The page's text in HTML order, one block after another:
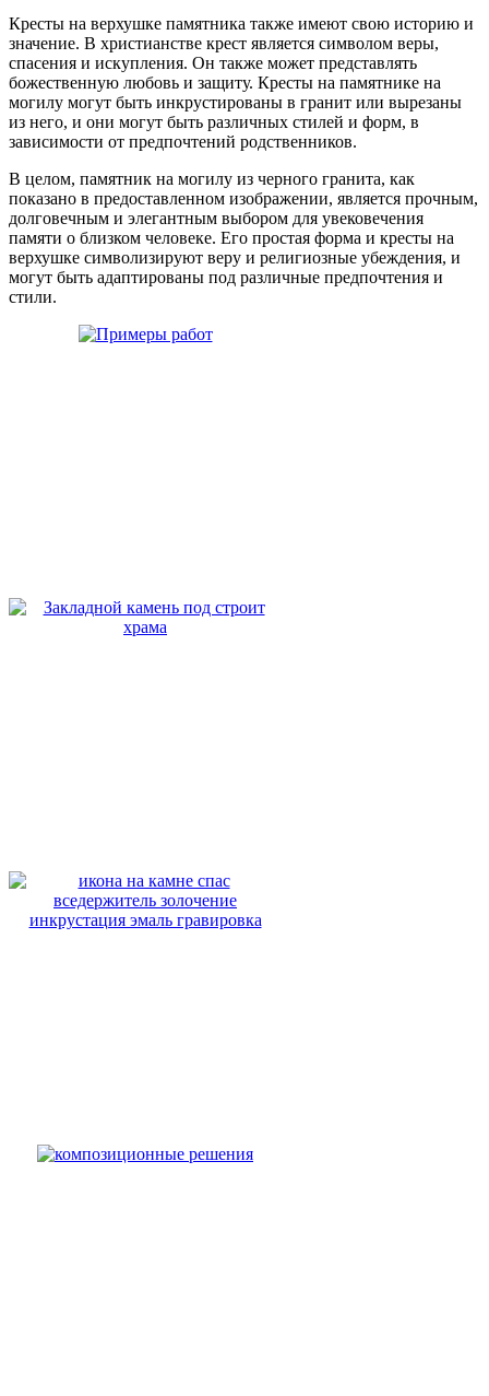
Кресты на верхушке памятника также имеют свою историю и
значение. В христианстве крест является символом веры,
спасения и искупления. Он также может представлять
божественную любовь и защиту. Кресты на памятнике на
могилу могут быть инкрустированы в гранит или вырезаны
из него, и они могут быть различных стилей и форм, в
зависимости от предпочтений родственников.
В целом, памятник на могилу из черного гранита, как
показано в предоставленном изображении, является прочным,
долговечным и элегантным выбором для увековечения
памяти о близком человеке. Его простая форма и кресты на
верхушке символизируют веру и религиозные убеждения, и
могут быть адаптированы под различные предпочтения и
стили.